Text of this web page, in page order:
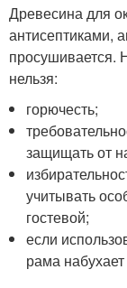
Древесина для
антисептиками,
просушивается.
нельзя:
горючесть;
защищать от
учитывать
гостевой;
если
рама